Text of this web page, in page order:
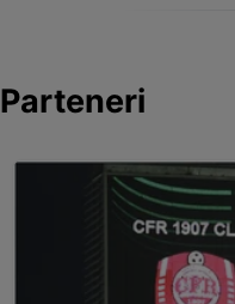
Parteneri